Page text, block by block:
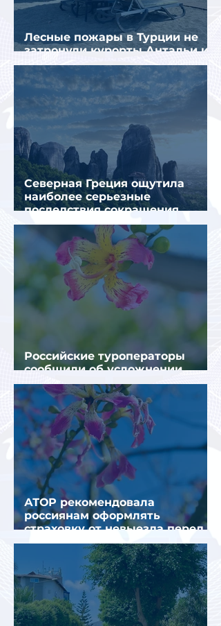
Лесные пожары в Турции не
затронули курорты Антальи и
Муглы
Северная Греция ощутила
наиболее серьезные
последствия сокращения
турпотока из России
Российские туроператоры
сообщили об усложнении
получения виз в Грецию
АТОР рекомендовала
россиянам оформлять
страховку от невыезда перед
поездкой в Грецию